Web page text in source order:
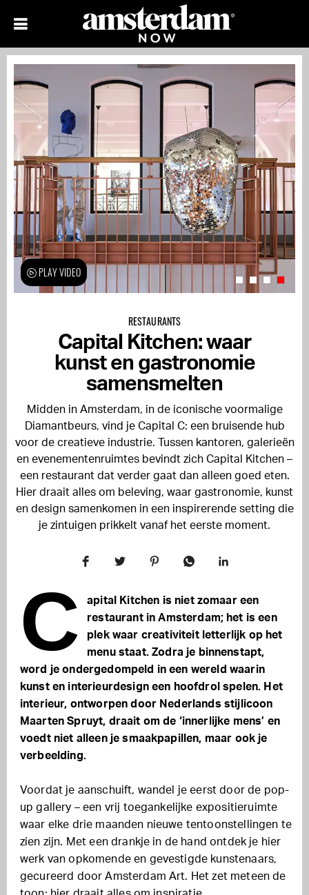
RESTAURANTS
Capital Kitchen: waar
kunst en gastronomie
samensmelten
Midden in Amsterdam, in de iconische voormalige
Diamantbeurs, vind je Capital C: een bruisende hub
voor de creatieve industrie. Tussen kantoren, galerieën
en evenementenruimtes bevindt zich Capital Kitchen –
een restaurant dat verder gaat dan alleen goed eten.
Hier draait alles om beleving, waar gastronomie, kunst
en design samenkomen in een inspirerende setting die
je zintuigen prikkelt vanaf het eerste moment.
PLAY VIDEO
C
apital Kitchen is niet zomaar een
restaurant in Amsterdam; het is een
plek waar creativiteit letterlijk op het
menu staat. Zodra je binnenstapt,
word je ondergedompeld in een wereld waarin
kunst en interieurdesign een hoofdrol spelen. Het
interieur, ontworpen door Nederlands stijlicoon
Maarten Spruyt, draait om de ‘innerlijke mens’ en
voedt niet alleen je smaakpapillen, maar ook je
verbeelding.
Voordat je aanschuift, wandel je eerst door de pop-
up gallery – een vrij toegankelijke expositieruimte
waar elke drie maanden nieuwe tentoonstellingen te
zien zijn. Met een drankje in de hand ontdek je hier
werk van opkomende en gevestigde kunstenaars,
gecureerd door Amsterdam Art. Het zet meteen de